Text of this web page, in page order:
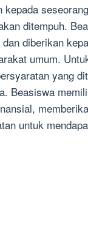
ditempuh.
diberikan
umum.
yang
Beasiswa
untuk